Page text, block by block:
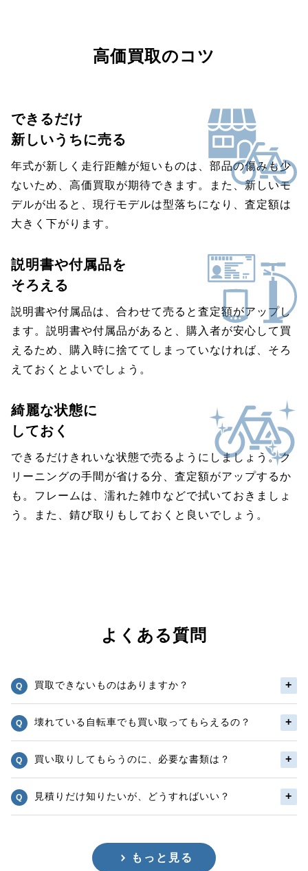
高価買取のコツ
できるだけ
新しいうちに売る
年式が新しく走行距離が短いものは、部品の傷みも少
ないため、高価買取が期待できます。また、新しいモ
デルが出ると、現行モデルは型落ちになり、査定額は
大きく下がります。
説明書や付属品を
そろえる
説明書や付属品は、合わせて売ると査定額がアップし
ます。説明書や付属品があると、購入者が安心して買
えるため、購入時に捨ててしまっていなければ、そろ
えておくとよいでしょう。
綺麗な状態に
しておく
できるだけきれいな状態で売るようにしましょう。ク
リーニングの手間が省ける分、査定額がアップするか
も。フレームは、濡れた雑巾などで拭いておきましょ
う。また、錆び取りもしておくと良いでしょう。
よくある質問
買取できないものはありますか？
壊れている自転車でも買い取ってもらえるの？
買い取りしてもらうのに、必要な書類は？
見積りだけ知りたいが、どうすればいい？
もっと見る